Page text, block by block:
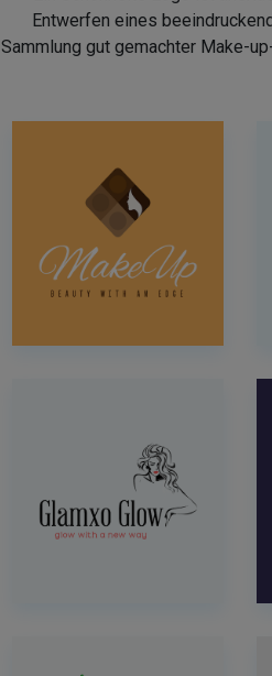
Entwerfen eines
Sammlung gut gemachter Make-